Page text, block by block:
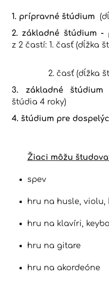
1. prípravné štúdium
2. základné štúdium -
z 2 častí: 1. časť (dĺžka
2. časť (dĺžka
3. základné
štúdia 4 roky)
4. štúdium pre
Žiaci môžu
spev
hru na husle, violu,
hru na klavíri,
hru na gitare
hru na akordeóne